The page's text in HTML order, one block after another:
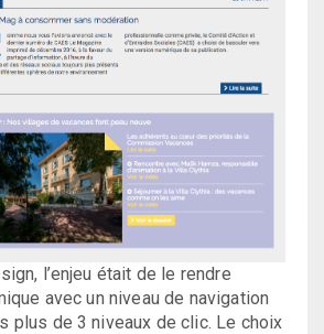
l’enjeu était de le rendre
avec un niveau de navigation
plus de 3 niveaux de clic. Le choix